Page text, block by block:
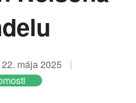
22. mája 2025